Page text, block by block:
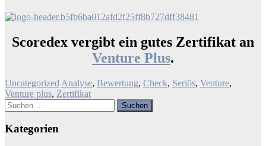
Scoredex vergibt ein gutes Zertifikat an
Venture Plus.
Uncategorized Analyse, Bewertung, Check, Seriös, Venture,
Venture plus, Zertifikat
Suchen
nach:
Kategorien